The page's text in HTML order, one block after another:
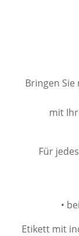
Bringen
mit
Für
•
Etikett mit